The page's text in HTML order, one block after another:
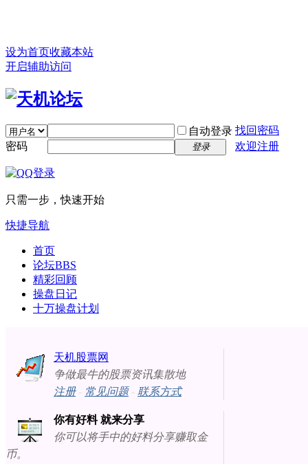
设为首页收藏本站
开启辅助访问
自动登录 找回密码
密码
登录 欢迎注册
只需一步，快速开始
快捷导航
首页
论坛BBS
精彩回顾
操盘日记
十万操盘计划
天机股票网
争做最牛的股票资讯集散地
注册- 常见问题- 联系方式
你有好料 就来分享
你可以将手中的好料分享赚取金
币。